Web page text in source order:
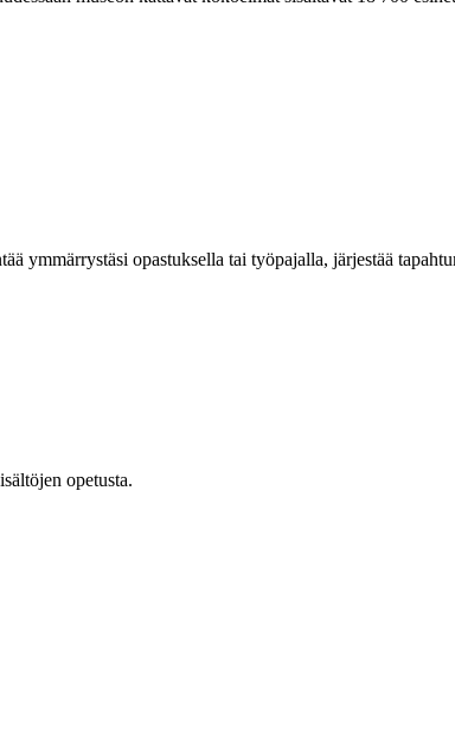
ymmärrystäsi opastuksella tai työpajalla, järjestää
opetusta.